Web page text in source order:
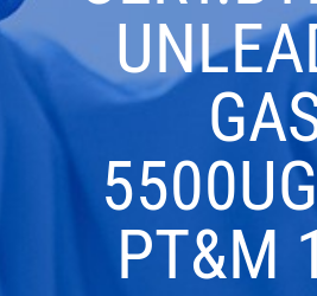
PT&M